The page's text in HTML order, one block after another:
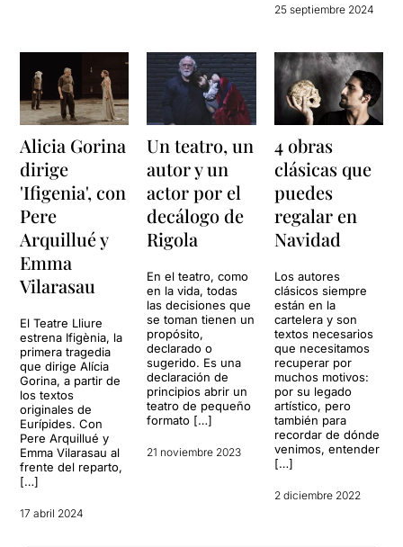
25 septiembre 2024
Alicia Gorina
dirige
'Ifigenia', con
Pere
Arquillué y
Emma
Vilarasau
El Teatre Lliure
estrena Ifigènia, la
primera tragedia
que dirige Alícia
Gorina, a partir de
los textos
originales de
Eurípides. Con
Pere Arquillué y
Emma Vilarasau al
frente del reparto,
[…]
17 abril 2024
Un teatro, un
autor y un
actor por el
decálogo de
Rigola
En el teatro, como
en la vida, todas
las decisiones que
se toman tienen un
propósito,
declarado o
sugerido. Es una
declaración de
principios abrir un
teatro de pequeño
formato […]
21 noviembre 2023
4 obras
clásicas que
puedes
regalar en
Navidad
Los autores
clásicos siempre
están en la
cartelera y son
textos necesarios
que necesitamos
recuperar por
muchos motivos:
por su legado
artístico, pero
también para
recordar de dónde
venimos, entender
[…]
2 diciembre 2022